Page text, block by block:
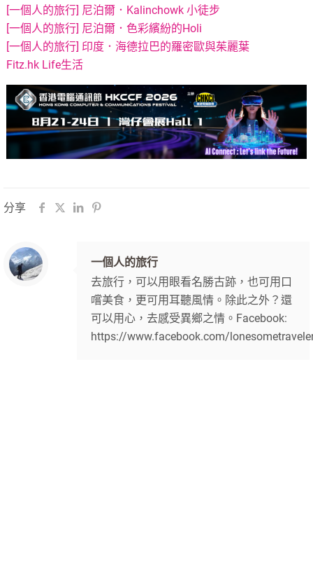
[一個人的旅行] 尼泊爾．Kalinchowk 小徒步
[一個人的旅行] 尼泊爾．色彩繽紛的Holi
[一個人的旅行] 印度．海德拉巴的羅密歐與茱麗葉
Fitz.hk Life生活
分享
一個人的旅行
去旅行，可以用眼看名勝古跡，也可用口
嚐美食，更可用耳聽風情。除此之外？還
可以用心，去感受異鄉之情。Facebook:
https://www.facebook.com/